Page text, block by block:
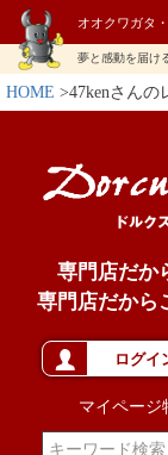
オオクワガタ
夢と感動を届け
HOME 47kenさんの
専門店だか
専門店だから
ログイ
マイページ